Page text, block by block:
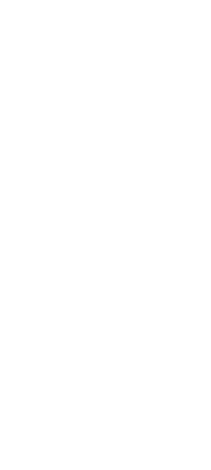
(míčky za poplatek).